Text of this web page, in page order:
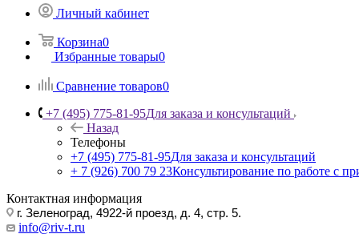
Личный кабинет
Корзина0
Избранные товары0
Сравнение товаров0
+7 (495) 775-81-95Для заказа и консультаций
Назад
Телефоны
+7 (495) 775-81-95Для заказа и консультаций
+ 7 (926) 700 79 23Консультирование по работе с
Контактная информация
г. Зеленоград, 4922-й проезд, д. 4, стр. 5.
info@riv-t.ru